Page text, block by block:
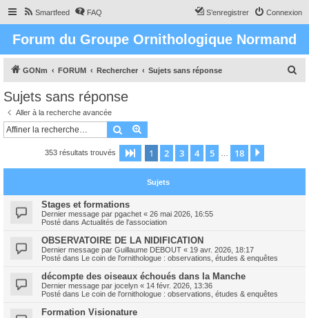
Smartfeed FAQ Connexion
S’enregistrer
Forum du Groupe Ornithologique Normand
GONm FORUM Rechercher Sujets sans réponse
c
Sujets sans réponse
Aller à la recherche avancée
Rechercher
353 résultats trouvés Page 1sur18
1 2 3 4 5 18
Sujets
Stages et formations
Dernier message par pgachet « 26 mai 2026, 16:55
Posté dans Actualités de l'association
OBSERVATOIRE DE LA NIDIFICATION
Dernier message par Guillaume DEBOUT « 19 avr. 2026, 18:17
Posté dans Le coin de l'ornithologue : observations, études & enquêtes
décompte des oiseaux échoués dans la Manche
Dernier message par jocelyn « 14 févr. 2026, 13:36
Posté dans Le coin de l'ornithologue : observations, études & enquêtes
Formation Visionature